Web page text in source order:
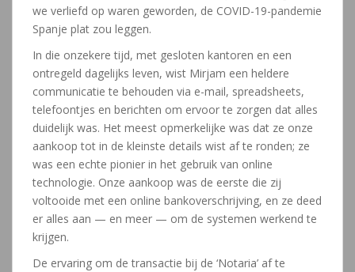
we verliefd op waren geworden, de COVID-19-pandemie
Spanje plat zou leggen.
In die onzekere tijd, met gesloten kantoren en een
ontregeld dagelijks leven, wist Mirjam een heldere
communicatie te behouden via e-mail, spreadsheets,
telefoontjes en berichten om ervoor te zorgen dat alles
duidelijk was. Het meest opmerkelijke was dat ze onze
aankoop tot in de kleinste details wist af te ronden; ze
was een echte pionier in het gebruik van online
technologie. Onze aankoop was de eerste die zij
voltooide met een online bankoverschrijving, en ze deed
er alles aan — en meer — om de systemen werkend te
krijgen.
De ervaring om de transactie bij de ‘Notaria’ af te